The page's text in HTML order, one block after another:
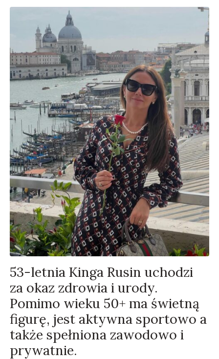
53-letnia Kinga Rusin uchodzi
za okaz zdrowia i urody.
Pomimo wieku 50+ ma świetną
figurę, jest aktywna sportowo a
także spełniona zawodowo i
prywatnie.